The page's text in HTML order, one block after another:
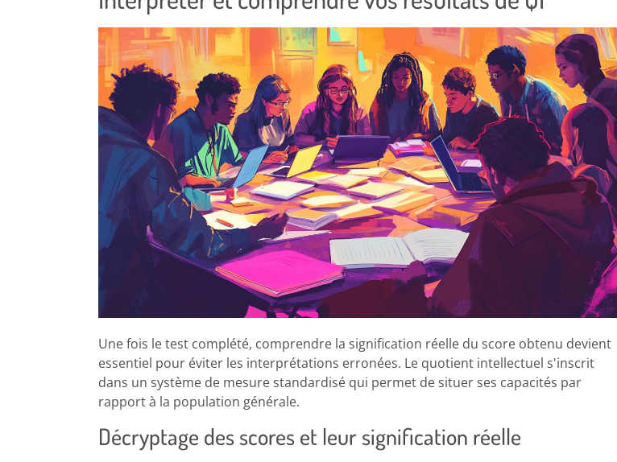
Une fois le test complété, comprendre la signification réelle du score obtenu devient
essentiel pour éviter les interprétations erronées. Le quotient intellectuel s'inscrit
dans un système de mesure standardisé qui permet de situer ses capacités par
rapport à la population générale.
Décryptage des scores et leur signification réelle